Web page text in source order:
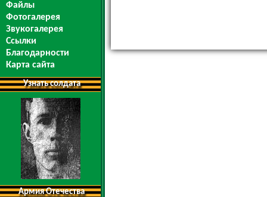
Файлы
Фотогалерея
Звукогалерея
Ссылки
Благодарности
Карта сайта
Узнать солдата
Армия Отечества